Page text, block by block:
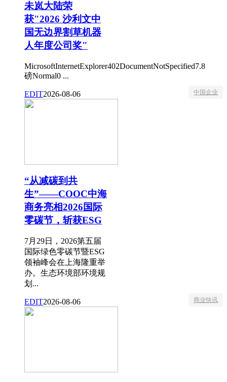
未岚大陆荣
获"2026 沙利文中
国无边界割草机器
人年度公司奖"
MicrosoftInternetExplorer402DocumentNotSpecified7.8
磅Normal0 ...
EDIT2026-08-06 中国企业
“从减碳到共
生”——COOC中海
商务亮相2026国际
零碳节，斩获ESG
7月29日，2026第五届
国际绿色零碳节暨ESG
领袖峰会在上海隆重举
办。生态环境部环境规
划...
EDIT2026-08-06 商业快讯